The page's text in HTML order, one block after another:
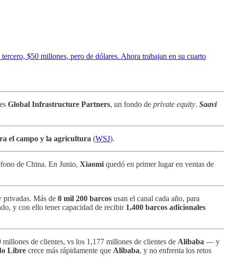
$50 millones, pero de dólares. Ahora trabajan en su cuarto
Global Infrastructure Partners, un fondo de private equity. Saavi
el campo y la agricultura (WSJ).
de China. En Junio, Xiaomi quedó en primer lugar en ventas de
privadas. Más de 8 mil 200 barcos usan el canal cada año, para
y con ello tener capacidad de recibir 1,400 barcos adicionales
de clientes, vs los 1,177 millones de clientes de Alibaba — y
Libre crece más rápidamente que Alibaba, y no enfrenta los retos